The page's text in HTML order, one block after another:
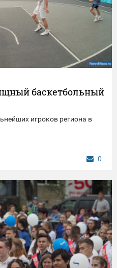
баскетбольный
игроков региона в
0